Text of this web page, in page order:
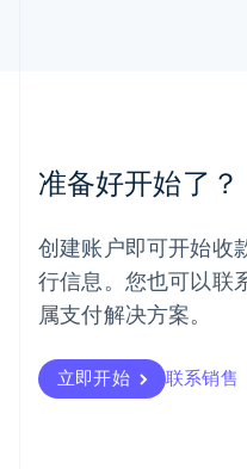
准备好开始了？
创建账户即可开始收
行信息。您也可以联
属支付解决方案。
立即开始 联系销售
挪威
葡萄牙
Português English
日本
日本語English
瑞典
瑞士
DeutschFrançais